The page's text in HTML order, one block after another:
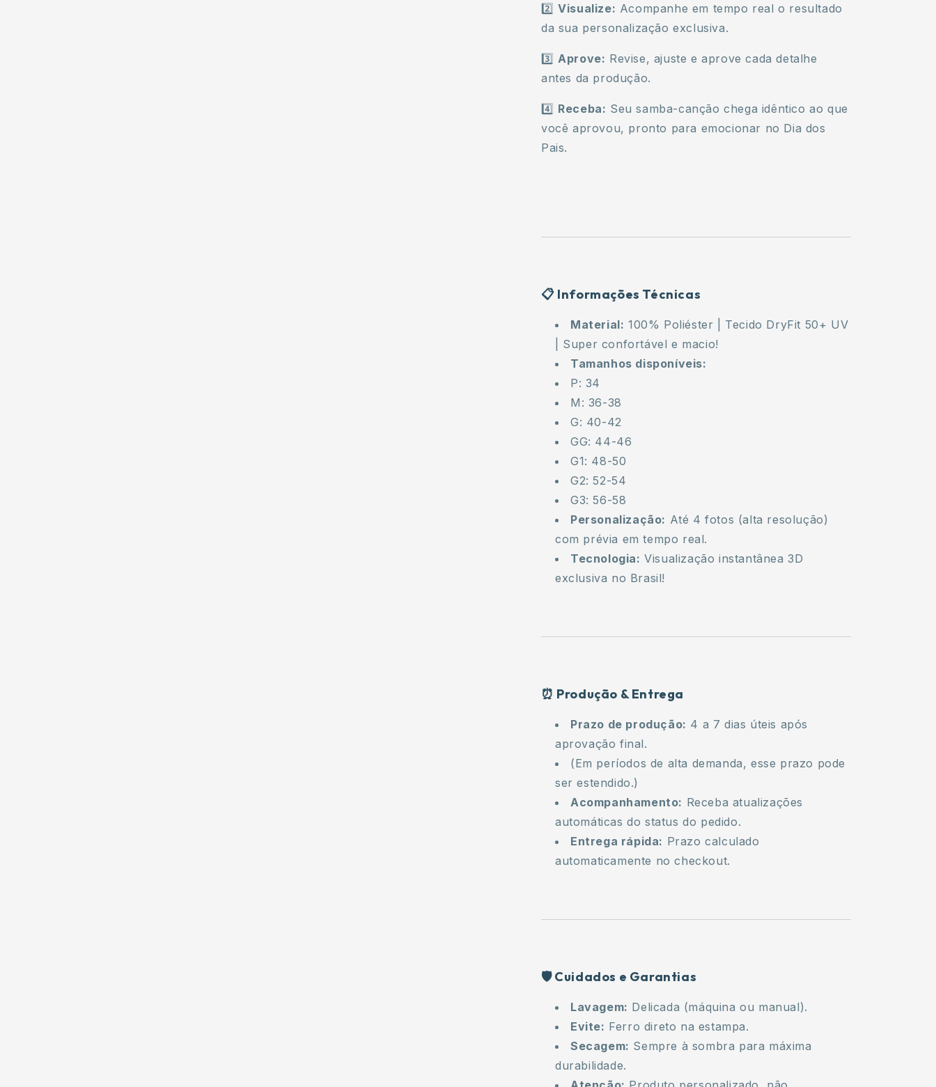
2️⃣Visualize: Acompanhe em tempo real o resultado
da sua personalização exclusiva.
3️⃣ Aprove: Revise, ajuste e aprove cada detalhe
antes da produção.
4️⃣ Receba: Seu samba-canção chega idêntico ao que
você aprovou, pronto para emocionar no Dia dos
Pais.
📋 Informações Técnicas
Material: 100% Poliéster | Tecido DryFit 50+ UV
| Super confortável e macio!
Tamanhos disponíveis:
P: 34
M: 36-38
G: 40-42
GG: 44-46
G1: 48-50
G2: 52-54
G3: 56-58
Personalização: Até 4 fotos (alta resolução)
com prévia em tempo real.
Tecnologia: Visualização instantânea 3D
exclusiva no Brasil!
⏰ Produção & Entrega
Prazo de produção: 4 a 7 dias úteis após
aprovação final.
(Em períodos de alta demanda, esse prazo pode
ser estendido.)
Acompanhamento: Receba atualizações
automáticas do status do pedido.
Entrega rápida: Prazo calculado
automaticamente no checkout.
🛡️ Cuidados e Garantias
Lavagem: Delicada (máquina ou manual).
Evite: Ferro direto na estampa.
Secagem: Sempre à sombra para máxima
durabilidade.